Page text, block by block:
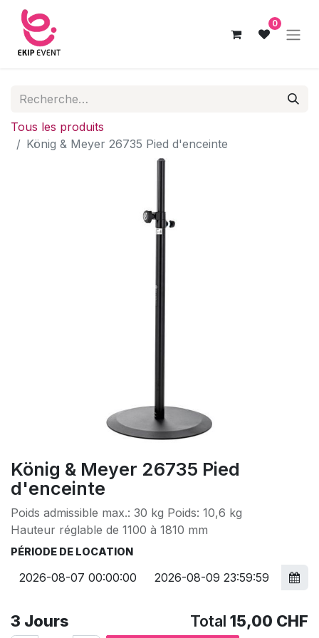
0
Tous les produits
König & Meyer 26735 Pied d'enceinte
König & Meyer 26735 Pied
d'enceinte
Poids admissible max.: 30 kg Poids: 10,6 kg
Hauteur réglable de 1100 à 1810 mm
PÉRIODE DE LOCATION
3 Jours Total 15,00 CHF